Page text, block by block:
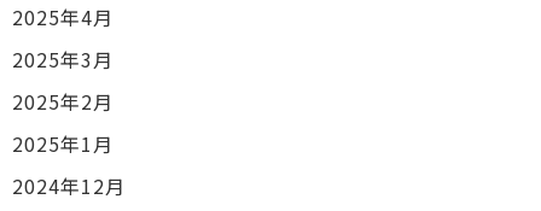
2025年4月
2025年3月
2025年2月
2025年1月
2024年12月